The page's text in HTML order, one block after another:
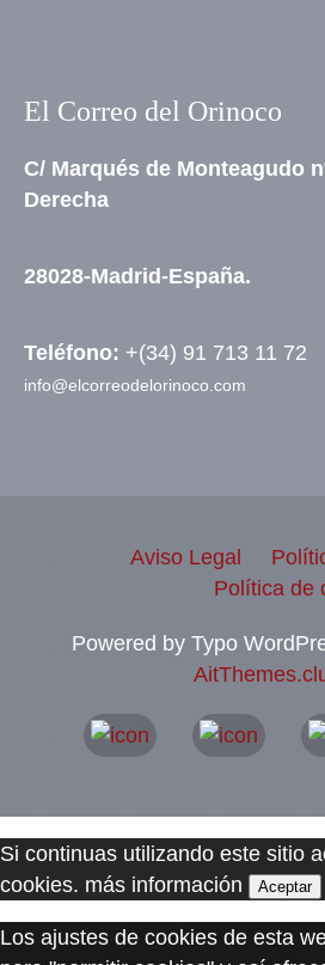
El Correo del Orinoco
C/ Marqués de Monteagudo
Derecha
28028-Madrid-España.
Teléfono: +(34) 91 713 11 72
info@elcorreodelorinoco.com
Aviso Legal
Política de
Powered by Typo
Si continuas utilizando este sitio
cookies. más información Aceptar
Los ajustes de cookies de esta